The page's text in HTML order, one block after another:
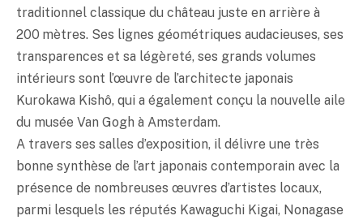
traditionnel classique du château juste en arrière à
200 mètres. Ses lignes géométriques audacieuses, ses
transparences et sa légèreté, ses grands volumes
intérieurs sont l’œuvre de l’architecte japonais
Kurokawa Kishô, qui a également conçu la nouvelle aile
du musée Van Gogh à Amsterdam.
A travers ses salles d’exposition, il délivre une très
bonne synthèse de l’art japonais contemporain avec la
présence de nombreuses œuvres d’artistes locaux,
parmi lesquels les réputés Kawaguchi Kigai, Nonagase